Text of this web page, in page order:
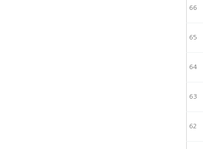
66
65
64
63
62